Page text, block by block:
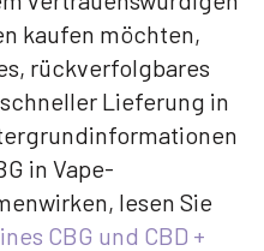
kaufen möchten,
rückverfolgbares
Lieferung in
in Vape-
lesen Sie
CBG und CBD +